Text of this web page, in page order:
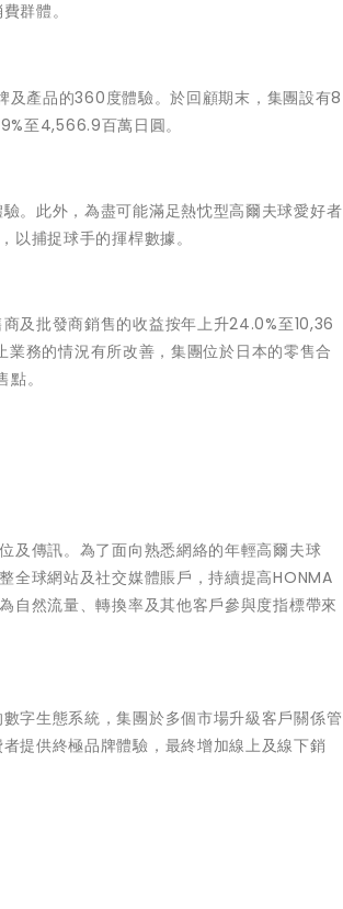
群體。
及產品的360度體驗。於回顧期末，集團設有8
至4,566.9百萬日圓。
。此外，為盡可能滿足熱忱型高爾夫球愛好者
捕捉球手的揮桿數據。
及批發商銷售的收益按年上升24.0%至10,36
務的情況有所改善，集團位於日本的零售合
。
及傳訊。為了面向熟悉網絡的年輕高爾夫球
全球網站及社交媒體賬戶，持續提高HONMA
自然流量、轉換率及其他客戶參與度指標帶來
字生態系統，集團於多個市場升級客戶關係管
提供終極品牌體驗，最終增加線上及線下銷